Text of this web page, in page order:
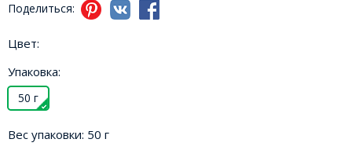
Поделиться:
Цвет:
Упаковка:
50 г
Вес упаковки: 50 г